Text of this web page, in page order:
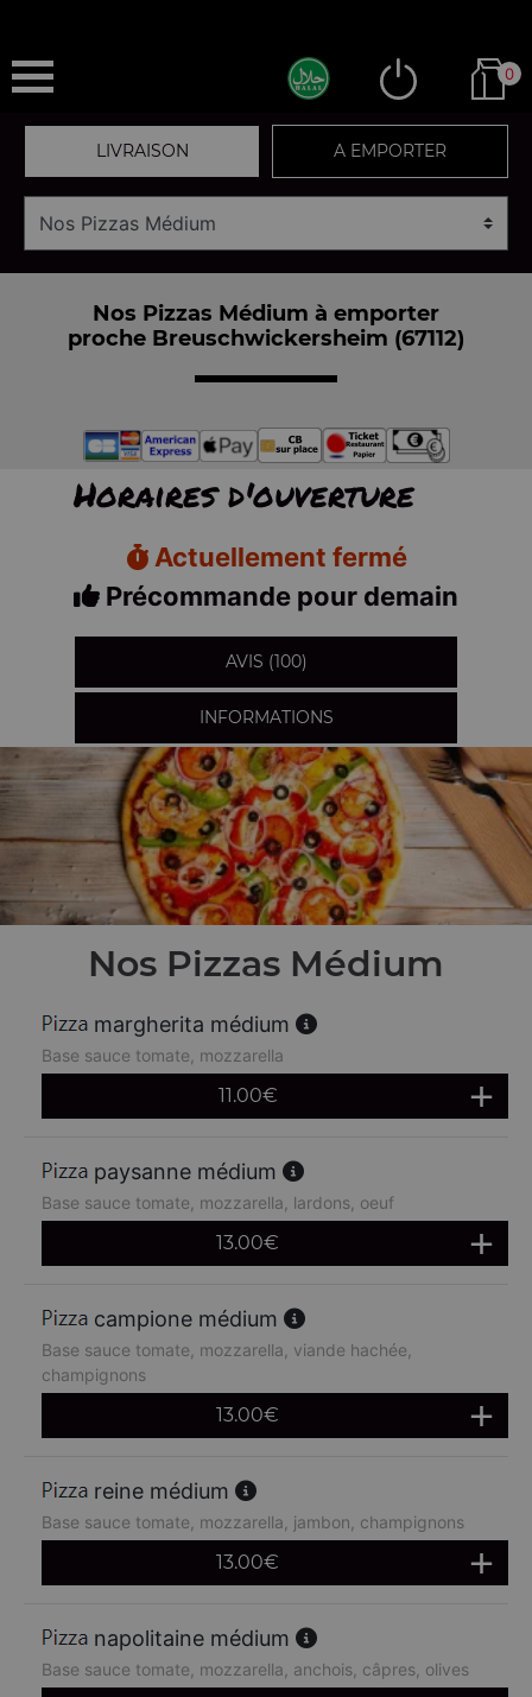
0
LIVRAISON A EMPORTER
Nos Pizzas Médium à emporter
proche Breuschwickersheim (67112)
Horaires d'ouverture
Actuellement fermé
Précommande pour demain
AVIS (100)
INFORMATIONS
Nos Pizzas Médium
margherita médium
Base sauce tomate, mozzarella
11.00€
paysanne médium
Base sauce tomate, mozzarella, lardons, oeuf
13.00€
campione médium
Base sauce tomate, mozzarella, viande hachée,
champignons
13.00€
reine médium
Base sauce tomate, mozzarella, jambon, champignons
13.00€
napolitaine médium
Base sauce tomate, mozzarella, anchois, câpres, olives